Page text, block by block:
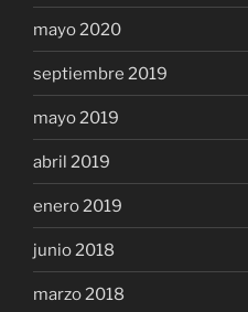
mayo 2020
septiembre 2019
mayo 2019
abril 2019
enero 2019
junio 2018
marzo 2018